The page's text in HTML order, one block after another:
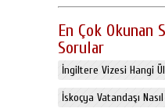
En Çok Okunan
Sorular
İngiltere Vizesi Hangi
İskoçya Vatandaşı